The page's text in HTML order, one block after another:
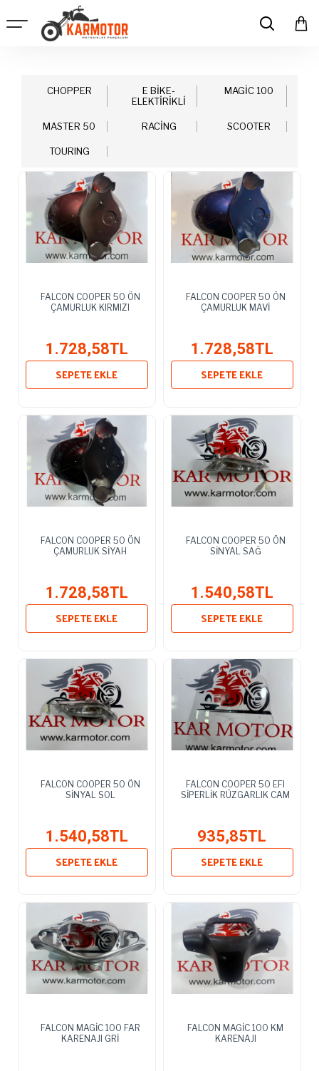
CHOPPER
E BİKE-
ELEKTİRİKLİ
MAGİC 100
MASTER 50 RACİNG SCOOTER
TOURING
FALCON COOPER 50 ÖN
ÇAMURLUK KIRMIZI
1.728,58TL
SEPETE EKLE
FALCON COOPER 50 ÖN
ÇAMURLUK MAVİ
1.728,58TL
SEPETE EKLE
FALCON COOPER 50 ÖN
ÇAMURLUK SİYAH
1.728,58TL
SEPETE EKLE
FALCON COOPER 50 ÖN
SİNYAL SAĞ
1.540,58TL
SEPETE EKLE
FALCON COOPER 50 ÖN
SİNYAL SOL
1.540,58TL
SEPETE EKLE
FALCON COOPER 50 EFI
SİPERLİK RÜZGARLIK CAM
935,85TL
SEPETE EKLE
FALCON MAGİC 100 FAR
KARENAJI GRİ
FALCON MAGİC 100 KM
KARENAJI